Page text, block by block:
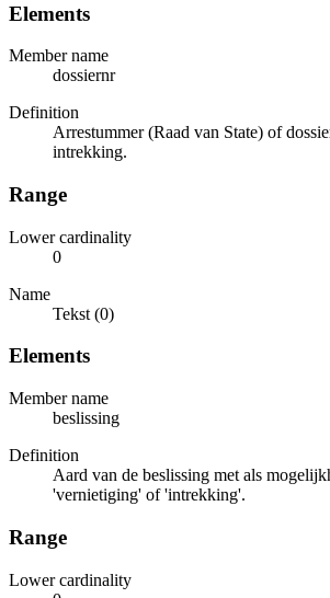
Elements
Member name
dossiernr
Definition
Arrestummer (Raad van State) of
intrekking.
Range
Lower cardinality
0
Name
Tekst (0)
Elements
Member name
beslissing
Definition
Aard van de beslissing met als
'vernietiging' of 'intrekking'.
Range
Lower cardinality